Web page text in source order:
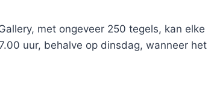
met ongeveer 250 tegels, kan
uur, behalve op dinsdag, wanneer